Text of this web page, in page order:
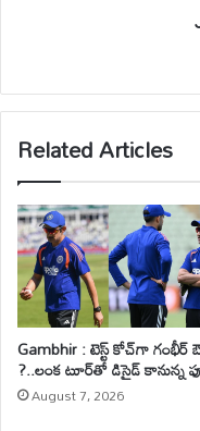
Related Articles
Gambhir : టెస్ట్ కోచ్‌గా గంభీర్
?..లంక టూర్‌తో డిసైడ్ కానున్న
August 7, 2026